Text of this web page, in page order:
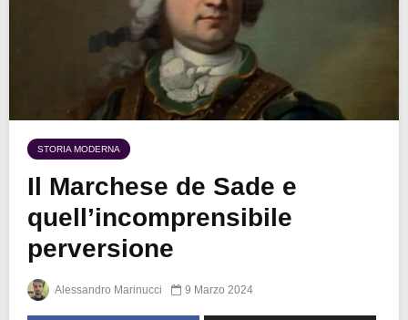
STORIA MODERNA
Il Marchese de Sade e
quell’incomprensibile
perversione
Alessandro Marinucci 9 Marzo 2024